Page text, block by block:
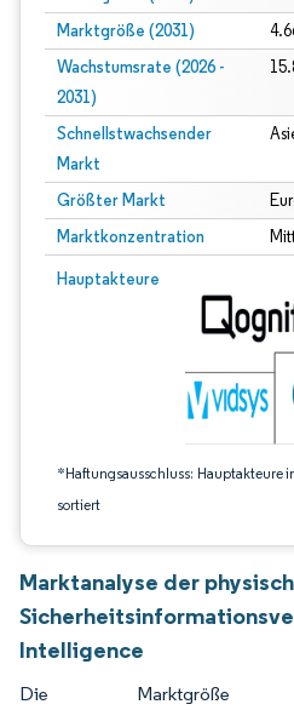
Marktgröße (2031)
Wachstumsrate (2026 -
2031)
Schnellstwachsender
Markt
Größter Markt
Marktkonzentration
Hauptakteure
*Haftungsausschluss: Hauptakteure
sortiert
Bild © Mordor Intelligence.
Marktanalyse der
Intelligence
Die Marktgröße